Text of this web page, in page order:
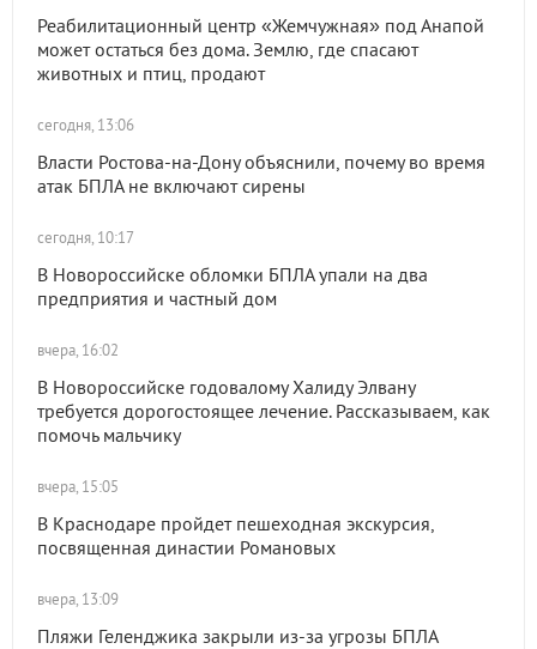
Реабилитационный центр «Жемчужная» под Анапой
может остаться без дома. Землю, где спасают
животных и птиц, продают
сегодня, 13:06
Власти Ростова-на-Дону объяснили, почему во время
атак БПЛА не включают сирены
сегодня, 10:17
В Новороссийске обломки БПЛА упали на два
предприятия и частный дом
вчера, 16:02
В Новороссийске годовалому Халиду Элвану
требуется дорогостоящее лечение. Рассказываем, как
помочь мальчику
вчера, 15:05
В Краснодаре пройдет пешеходная экскурсия,
посвященная династии Романовых
вчера, 13:09
Пляжи Геленджика закрыли из-за угрозы БПЛА